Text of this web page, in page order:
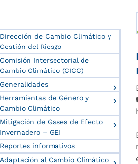
Dirección de Cambio Climático y
Gestión del Riesgo
Comisión Intersectorial de
Cambio Climático (CICC)
Generalidades
Herramientas de Género y
Cambio Climático
Mitigación de Gases de Efecto
Invernadero – GEI
Reportes informativos
Adaptación al Cambio Climático